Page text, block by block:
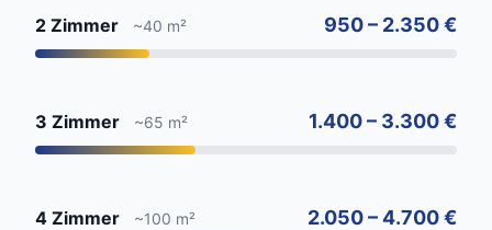
2 Zimmer ~40 m² 950 – 2.350 €
3 Zimmer ~65 m² 1.400 – 3.300 €
4 Zimmer ~100 m² 2.050 – 4.700 €